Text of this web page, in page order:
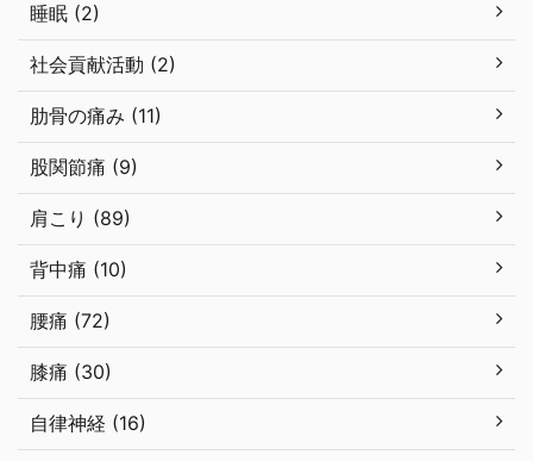
睡眠 (2)
社会貢献活動 (2)
肋骨の痛み (11)
股関節痛 (9)
肩こり (89)
背中痛 (10)
腰痛 (72)
膝痛 (30)
自律神経 (16)